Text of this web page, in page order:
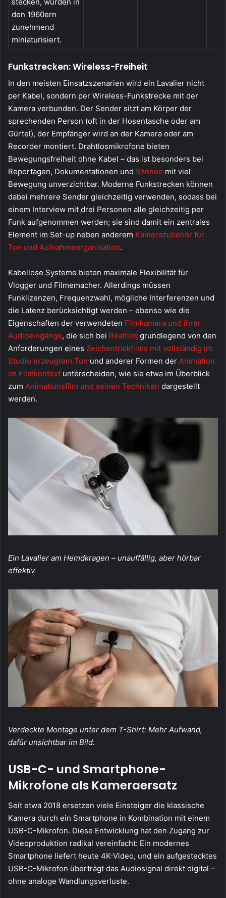
stecken, wurden in
den 1960ern
zunehmend
miniaturisiert.
Funkstrecken: Wireless-Freiheit
In den meisten Einsatzszenarien wird ein Lavalier nicht
per Kabel, sondern per Wireless-Funkstrecke mit der
Kamera verbunden. Der Sender sitzt am Körper der
sprechenden Person (oft in der Hosentasche oder am
Gürtel), der Empfänger wird an der Kamera oder am
Recorder montiert. Drahtlosmikrofone bieten
Bewegungsfreiheit ohne Kabel – das ist besonders bei
Reportagen, Dokumentationen und Szenen mit viel
Bewegung unverzichtbar. Moderne Funkstrecken können
dabei mehrere Sender gleichzeitig verwenden, sodass bei
einem Interview mit drei Personen alle gleichzeitig per
Funk aufgenommen werden; sie sind damit ein zentrales
Element im Set-up neben anderem Kamerazubehör für
Ton und Aufnahmeorganisation.
Kabellose Systeme bieten maximale Flexibilität für
Vlogger und Filmemacher. Allerdings müssen
Funklizenzen, Frequenzwahl, mögliche Interferenzen und
die Latenz berücksichtigt werden – ebenso wie die
Eigenschaften der verwendeten Filmkamera und ihrer
Audioeingänge, die sich bei Realfilm grundlegend von den
Anforderungen eines Zeichentrickfilms mit vollständig im
Studio erzeugtem Ton und anderer Formen der Animation
im Filmkontext unterscheiden, wie sie etwa im Überblick
zum Animationsfilm und seinen Techniken dargestellt
werden.
Ein Lavalier am Hemdkragen – unauffällig, aber hörbar
effektiv.
Verdeckte Montage unter dem T-Shirt: Mehr Aufwand,
dafür unsichtbar im Bild.
USB-C- und Smartphone-
Mikrofone als Kameraersatz
Seit etwa 2018 ersetzen viele Einsteiger die klassische
Kamera durch ein Smartphone in Kombination mit einem
USB-C-Mikrofon. Diese Entwicklung hat den Zugang zur
Videoproduktion radikal vereinfacht: Ein modernes
Smartphone liefert heute 4K-Video, und ein aufgestecktes
USB-C-Mikrofon überträgt das Audiosignal direkt digital –
ohne analoge Wandlungsverluste.